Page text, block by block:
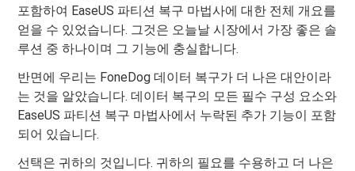
포함하여 EaseUS 파티션 복구 마법사에 대한 전체 개요를
얻을 수 있었습니다. 그것은 오늘날 시장에서 가장 좋은 솔
루션 중 하나이며 그 기능에 충실합니다.
반면에 우리는 FoneDog 데이터 복구가 더 나은 대안이라
는 것을 알았습니다. 데이터 복구의 모든 필수 구성 요소와
EaseUS 파티션 복구 마법사에서 누락된 추가 기능이 포함
되어 있습니다.
선택은 귀하의 것입니다. 귀하의 필요를 수용하고 더 나은